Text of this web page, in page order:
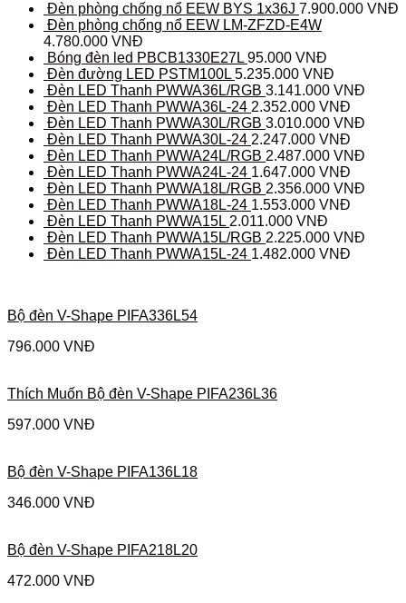
Đèn phòng chống nổ EEW BYS 1x36J 7.900.000 VNĐ
Đèn phòng chống nổ EEW LM-ZFZD-E4W
4.780.000 VNĐ
Bóng đèn led PBCB1330E27L 95.000 VNĐ
Đèn đường LED PSTM100L 5.235.000 VNĐ
Đèn LED Thanh PWWA36L/RGB 3.141.000 VNĐ
Đèn LED Thanh PWWA36L-24 2.352.000 VNĐ
Đèn LED Thanh PWWA30L/RGB 3.010.000 VNĐ
Đèn LED Thanh PWWA30L-24 2.247.000 VNĐ
Đèn LED Thanh PWWA24L/RGB 2.487.000 VNĐ
Đèn LED Thanh PWWA24L-24 1.647.000 VNĐ
Đèn LED Thanh PWWA18L/RGB 2.356.000 VNĐ
Đèn LED Thanh PWWA18L-24 1.553.000 VNĐ
Đèn LED Thanh PWWA15L 2.011.000 VNĐ
Đèn LED Thanh PWWA15L/RGB 2.225.000 VNĐ
Đèn LED Thanh PWWA15L-24 1.482.000 VNĐ
Bộ đèn V-Shape PIFA336L54
796.000 VNĐ
Thích Muốn Bộ đèn V-Shape PIFA236L36
597.000 VNĐ
Bộ đèn V-Shape PIFA136L18
346.000 VNĐ
Bộ đèn V-Shape PIFA218L20
472.000 VNĐ